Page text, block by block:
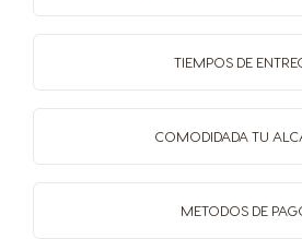
TIEMPOS DE
COMODIDADA TU
METODOS DE